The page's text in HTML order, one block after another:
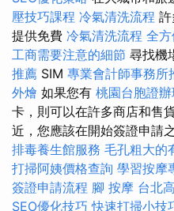
壓技巧課程 冷氣清洗流程
提供免費 冷氣清洗流程 全
工商需要注意的細節 尋找機
推薦 SIM 專業會計師事務所
外燴 如果您有 桃園台胞證
卡，則可以在許多商店和售
近，您應該在開始簽證申請
排毒養生館服務 毛孔粗大的
打掃阿姨價格查詢 學習按摩
簽證申請流程 腳 按摩 台北
SEO優化技巧 快速打掃小技